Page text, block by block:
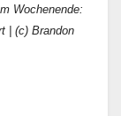
Wochenende:
| (c) Brandon